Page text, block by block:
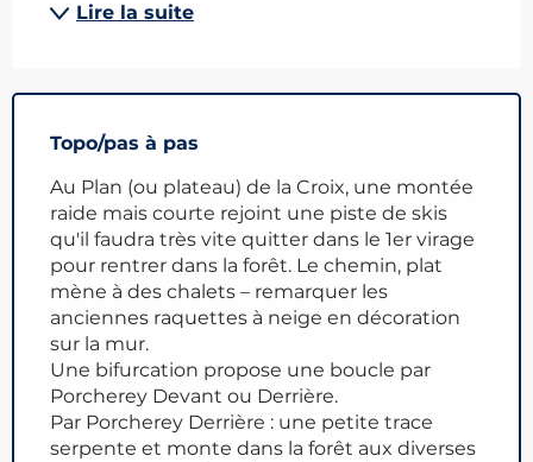
Lire la suite
Topo/pas à pas
Au Plan (ou plateau) de la Croix, une montée
raide mais courte rejoint une piste de skis
qu'il faudra très vite quitter dans le 1er virage
pour rentrer dans la forêt. Le chemin, plat
mène à des chalets – remarquer les
anciennes raquettes à neige en décoration
sur la mur.
Une bifurcation propose une boucle par
Porcherey Devant ou Derrière.
Par Porcherey Derrière : une petite trace
serpente et monte dans la forêt aux diverses